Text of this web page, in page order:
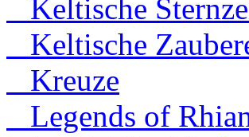
Keltische
Keltische
Kreuze
Legends of